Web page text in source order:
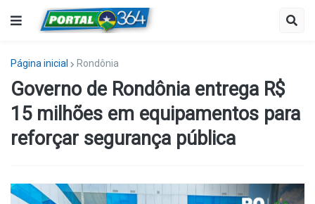
Página inicial Rondônia
Governo de Rondônia entrega R$
15 milhões em equipamentos para
reforçar segurança pública